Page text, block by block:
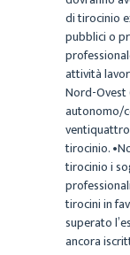
di tirocinio
pubblici o
attività
Nord-
autonomo/
tirocinio.
tirocinio i
tirocini in
superato
ancora